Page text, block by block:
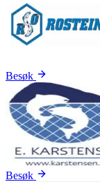
Besøk
Besøk